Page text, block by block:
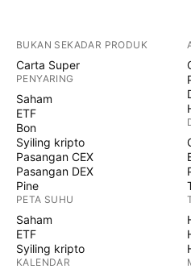
BUKAN SEKADAR PRODUK
Carta Super
PENYARING
Saham
ETF
Bon
Syiling kripto
Pasangan CEX
Pasangan DEX
Pine
PETA SUHU
Saham
ETF
Syiling kripto
KALENDAR